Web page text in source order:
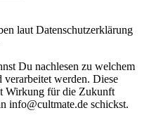
laut Datenschutzerklärung
Du nachlesen zu welchem
werden. Diese
Wirkung für die Zukunft
info@cultmate.de schickst.